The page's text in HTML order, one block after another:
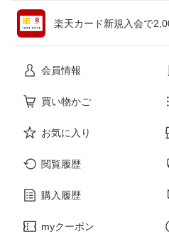
タイヤ屋マルキ商店 楽天市場店
カーマイスター
カーパーツマルケイ楽天市場店
WORLD.ＬＩＮＥ楽天市場店
セカンドステージ 楽天市場店
Craft Mart
高圧洗浄機専門店 ヒダカ
Acv エーシーブイ
ＪＵＫＯ．ＩＮ 楽天市場店
本・雑誌・コミック
楽天カード新規入会で
会員情報
買い物かご
お気に入り
閲覧履歴
購入履歴
myクーポン